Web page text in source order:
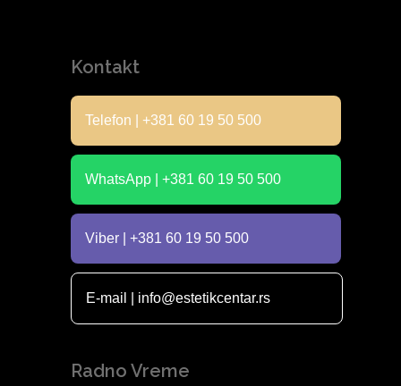
Kontakt
Telefon | +381 60 19 50 500
WhatsApp | +381 60 19 50 500
Viber | +381 60 19 50 500
E-mail | info@estetikcentar.rs
Radno Vreme